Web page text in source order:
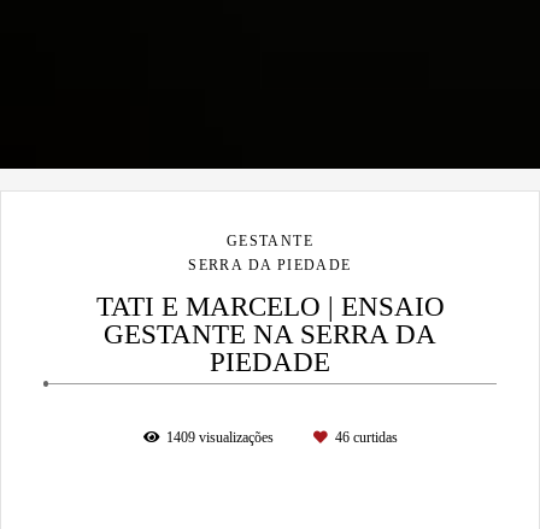
GESTANTE
SERRA DA PIEDADE
TATI E MARCELO | ENSAIO
GESTANTE NA SERRA DA
PIEDADE
1409visualizações 46curtidas